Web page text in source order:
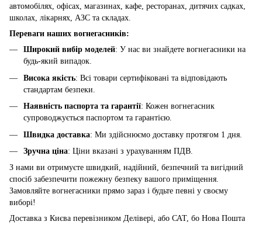
автомобілях, офісах, магазинах, кафе, ресторанах, дитячих садках,
школах, лікарнях, АЗС та складах.
Переваги наших вогнегасників:
Широкий вибір моделей: У нас ви знайдете вогнегасники на
будь-який випадок.
Висока якість: Всі товари сертифіковані та відповідають
стандартам безпеки.
Наявність паспорта та гарантії: Кожен вогнегасник
супроводжується паспортом та гарантією.
Швидка доставка: Ми здійснюємо доставку протягом 1 дня.
Зручна ціна: Ціни вказані з урахуванням ПДВ.
З нами ви отримуєте швидкий, надійний, безпечний та вигідний
спосіб забезпечити пожежну безпеку вашого приміщення.
Замовляйте вогнегасники прямо зараз і будьте певні у своєму
виборі!
Доставка з Києва перевізником Делівері, або САТ, бо Нова Пошта